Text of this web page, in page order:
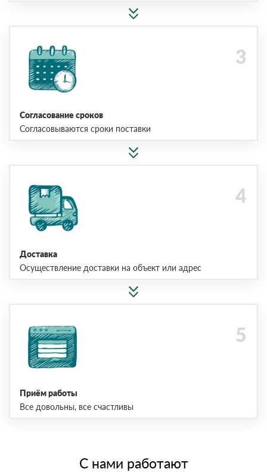
Согласование сроков
Согласовываются сроки поставки
Доставка
Осуществление доставки на объект или адрес
Приём работы
Все довольны, все счастливы
С нами работают